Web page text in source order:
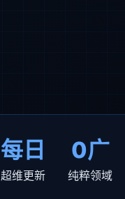
每日
超维更新
0广
纯粹领域